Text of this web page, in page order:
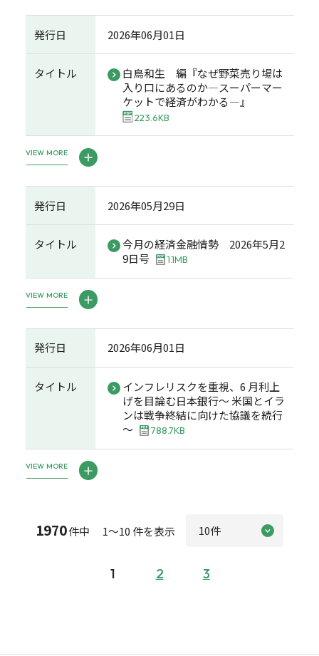
発行日 2026年06月01日
タイトル
白鳥和生 編『なぜ野菜売り場は
入り口にあるのか―スーパーマー
ケットで経済がわかる―』
223.6KB
VIEW MORE
発行日 2026年05月29日
タイトル
今月の経済金融情勢 2026年5月2
9日号
1.1MB
VIEW MORE
発行日 2026年06月01日
タイトル
インフレリスクを重視、6 月利上
げを目論む日本銀行～ 米国とイラ
ンは戦争終結に向けた協議を続行
～
788.7KB
VIEW MORE
1970件中 1～10 件を表示
1 2 3